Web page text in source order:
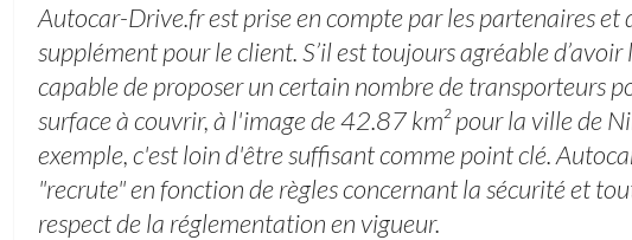
Autocar-Drive.fr est prise en compte par les partenaires et
supplément pour le client. S’il est toujours agréable d’avoir
capable de proposer un certain nombre de transporteurs
surface à couvrir, à l'image de 42.87 km² pour la ville de
exemple, c'est loin d'être suffisant comme point clé.
"recrute" en fonction de règles concernant la sécurité et
respect de la réglementation en vigueur.